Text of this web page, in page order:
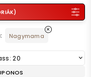
Nagymama
20